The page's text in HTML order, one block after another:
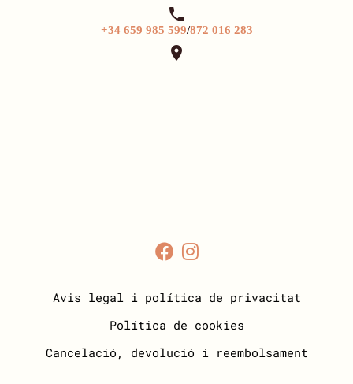

+34 659 985 599/872 016 283

Avis legal i política de privacitat
Política de cookies
Cancelació, devolució i reembolsament